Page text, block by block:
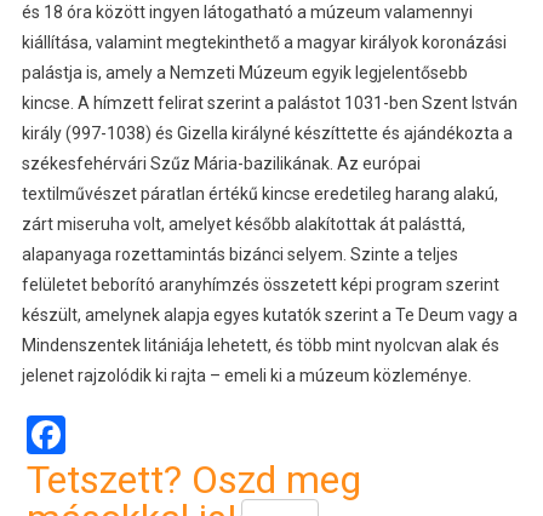
és 18 óra között ingyen látogatható a múzeum valamennyi
kiállítása, valamint megtekinthető a magyar királyok koronázási
palástja is, amely a Nemzeti Múzeum egyik legjelentősebb
kincse. A hímzett felirat szerint a palástot 1031-ben Szent István
király (997-1038) és Gizella királyné készíttette és ajándékozta a
székesfehérvári Szűz Mária-bazilikának. Az európai
textilművészet páratlan értékű kincse eredetileg harang alakú,
zárt miseruha volt, amelyet később alakítottak át palásttá,
alapanyaga rozettamintás bizánci selyem. Szinte a teljes
felületet beborító aranyhímzés összetett képi program szerint
készült, amelynek alapja egyes kutatók szerint a Te Deum vagy a
Mindenszentek litániája lehetett, és több mint nyolcvan alak és
jelenet rajzolódik ki rajta – emeli ki a múzeum közleménye.
Facebook
Tetszett? Oszd meg